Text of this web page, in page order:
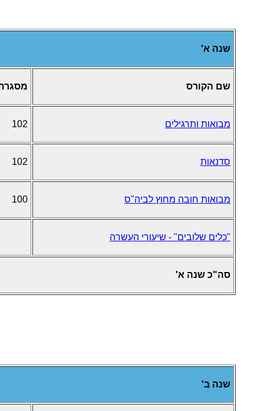
שנה א'
שם הקורס
מבואות ותרגילים 102
סדנאות 102
מבואות חובה מחוץ לביה"ס 100
"כלים שלובים" - שיעורי העשרה
סה"כ שנה א'
שנה ב'